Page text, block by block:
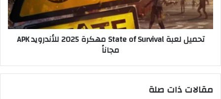
تحميل لعبة State of Survival مهكرة 2025 للأندرويد APK
مجاناً
مقالات ذات صلة